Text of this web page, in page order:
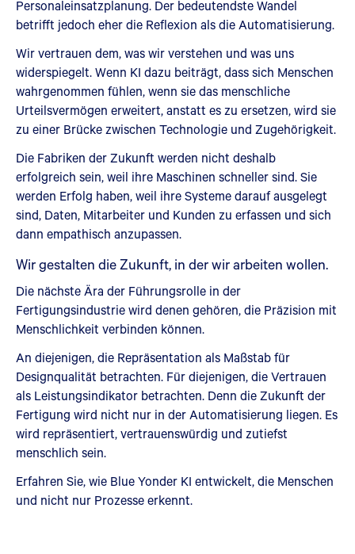
Personaleinsatzplanung. Der bedeutendste Wandel
betrifft jedoch eher die Reflexion als die Automatisierung.
Wir vertrauen dem, was wir verstehen und was uns
widerspiegelt. Wenn KI dazu beiträgt, dass sich Menschen
wahrgenommen fühlen, wenn sie das menschliche
Urteilsvermögen erweitert, anstatt es zu ersetzen, wird sie
zu einer Brücke zwischen Technologie und Zugehörigkeit.
Die Fabriken der Zukunft werden nicht deshalb
erfolgreich sein, weil ihre Maschinen schneller sind. Sie
werden Erfolg haben, weil ihre Systeme darauf ausgelegt
sind, Daten, Mitarbeiter und Kunden zu erfassen und sich
dann empathisch anzupassen.
Wir gestalten die Zukunft, in der wir arbeiten wollen.
Die nächste Ära der Führungsrolle in der
Fertigungsindustrie wird denen gehören, die Präzision mit
Menschlichkeit verbinden können.
An diejenigen, die Repräsentation als Maßstab für
Designqualität betrachten. Für diejenigen, die Vertrauen
als Leistungsindikator betrachten. Denn die Zukunft der
Fertigung wird nicht nur in der Automatisierung liegen. Es
wird repräsentiert, vertrauenswürdig und zutiefst
menschlich sein.
Erfahren Sie, wie Blue Yonder KI entwickelt, die Menschen
und nicht nur Prozesse erkennt.